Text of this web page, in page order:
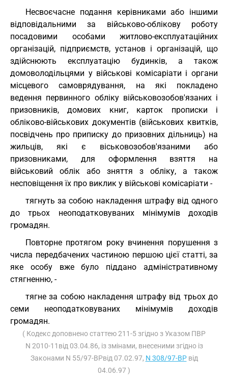
Несвоєчасне подання керівниками або іншими
відповідальними за військово-облікову роботу
посадовими особами житлово-експлуатаційних
організацій, підприємств, установ і організацій, що
здійснюють експлуатацію будинків, а також
домоволодільцями у військові комісаріати і органи
місцевого самоврядування, на які покладено
ведення первинного обліку військовозобов'язаних і
призовників, домових книг, карток прописки і
обліково-військових документів (військових квитків,
посвідчень про приписку до призовних дільниць) на
жильців, які є віськовозобов'язаними або
призовниками, для оформлення взяття на
військовий облік або зняття з обліку, а також
несповіщення їх про виклик у військові комісаріати -
тягнуть за собою накладення штрафу від одного
до трьох неоподатковуваних мінімумів доходів
громадян.
Повторне протягом року вчинення порушення з
числа передбачених частиною першою цієї статті, за
яке особу вже було піддано адміністративному
стягненню, -
тягне за собою накладення штрафу від трьох до
семи неоподатковуваних мінімумів доходів
громадян.
( Кодекс доповнено статтею 211-5 згідно з Указом ПВР
N 2010-11від 03.04.86, із змінами, внесеними згідно із
Законами N 55/97-ВРвід 07.02.97, N 308/97-ВРвід
04.06.97 )